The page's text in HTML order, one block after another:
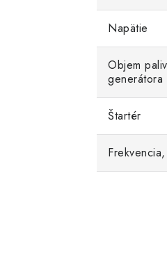
Napätie
Objem
generátora
Štartér